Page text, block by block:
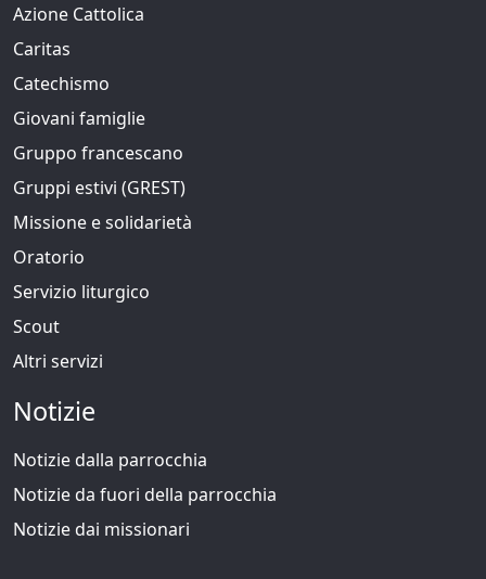
Azione Cattolica
Caritas
Catechismo
Giovani famiglie
Gruppo francescano
Gruppi estivi (GREST)
Missione e solidarietà
Oratorio
Servizio liturgico
Scout
Altri servizi
Notizie
Notizie dalla parrocchia
Notizie da fuori della parrocchia
Notizie dai missionari